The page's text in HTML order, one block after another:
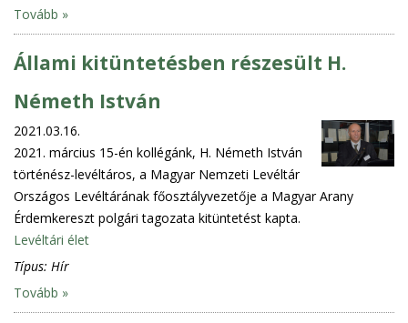
Tovább »
Állami kitüntetésben részesült H.
Németh István
2021.03.16.
2021. március 15-én kollégánk, H. Németh István
történész-levéltáros, a Magyar Nemzeti Levéltár
Országos Levéltárának főosztályvezetője a Magyar Arany
Érdemkereszt polgári tagozata kitüntetést kapta.
Levéltári élet
Típus: Hír
Tovább »